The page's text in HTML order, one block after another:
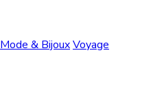
Mode & BijouxVoyage